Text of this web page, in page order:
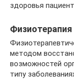
здоровья
Физиотерапия
методом
возможностей
типу